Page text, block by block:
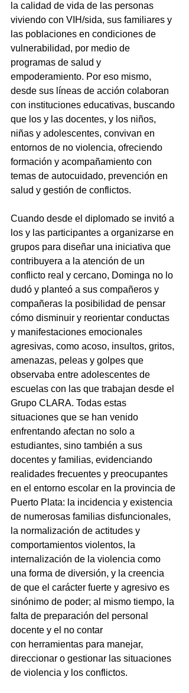
la calidad de vida de las personas
viviendo con VIH/sida, sus familiares y
las poblaciones en condiciones de
vulnerabilidad, por medio de
programas de salud y
empoderamiento. Por eso mismo,
desde sus líneas de acción colaboran
con instituciones educativas, buscando
que los y las docentes, y los niños,
niñas y adolescentes, convivan en
entornos de no violencia, ofreciendo
formación y acompañamiento con
temas de autocuidado, prevención en
salud y gestión de conflictos.
Cuando desde el diplomado se invitó a
los y las participantes a organizarse en
grupos para diseñar una iniciativa que
contribuyera a la atención de un
conflicto real y cercano, Dominga no lo
dudó y planteó a sus compañeros y
compañeras la posibilidad de pensar
cómo disminuir y reorientar conductas
y manifestaciones emocionales
agresivas, como acoso, insultos, gritos,
amenazas, peleas y golpes que
observaba entre adolescentes de
escuelas con las que trabajan desde el
Grupo CLARA. Todas estas
situaciones que se han venido
enfrentando afectan no solo a
estudiantes, sino también a sus
docentes y familias, evidenciando
realidades frecuentes y preocupantes
en el entorno escolar en la provincia de
Puerto Plata: la incidencia y existencia
de numerosas familias disfuncionales,
la normalización de actitudes y
comportamientos violentos, la
internalización de la violencia como
una forma de diversión, y la creencia
de que el carácter fuerte y agresivo es
sinónimo de poder; al mismo tiempo, la
falta de preparación del personal
docente y el no contar
con herramientas para manejar,
direccionar o gestionar las situaciones
de violencia y los conflictos.